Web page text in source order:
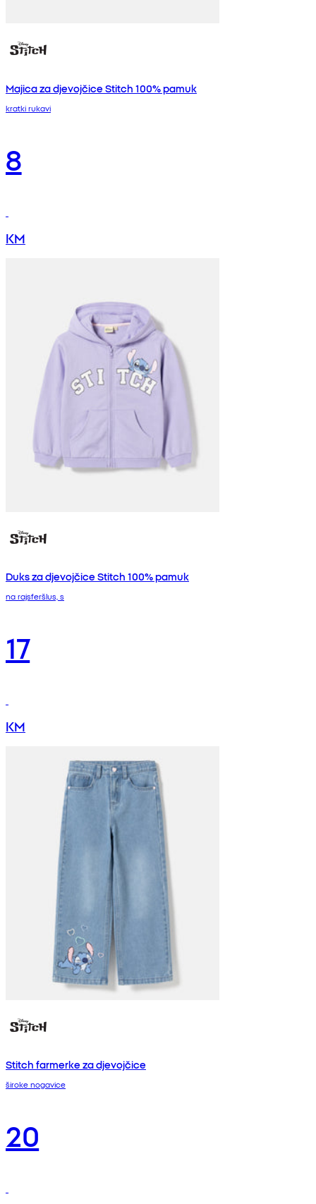
Majica za djevojčice Stitch 100% pamuk
kratki rukavi
8
KM
Duks za djevojčice Stitch 100% pamuk
na rajsferšlus, s
17
KM
Stitch farmerke za djevojčice
široke nogavice
20